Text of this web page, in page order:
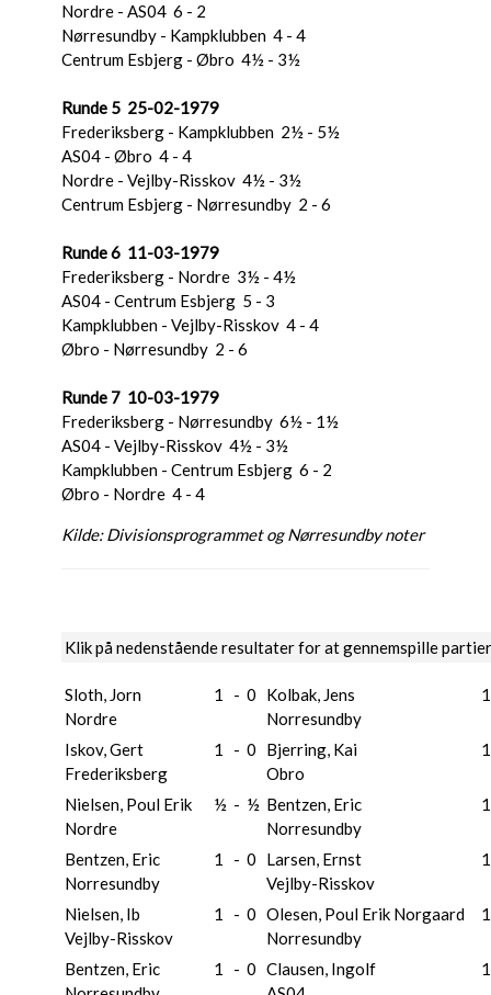
Nordre - AS04 6 - 2
Nørresundby - Kampklubben 4 - 4
Centrum Esbjerg - Øbro 4½ - 3½
Runde 5 25-02-1979
Frederiksberg - Kampklubben 2½ - 5½
AS04 - Øbro 4 - 4
Nordre - Vejlby-Risskov 4½ - 3½
Centrum Esbjerg - Nørresundby 2 - 6
Runde 6 11-03-1979
Frederiksberg - Nordre 3½ - 4½
AS04 - Centrum Esbjerg 5 - 3
Kampklubben - Vejlby-Risskov 4 - 4
Øbro - Nørresundby 2 - 6
Runde 7 10-03-1979
Frederiksberg - Nørresundby 6½ - 1½
AS04 - Vejlby-Risskov 4½ - 3½
Kampklubben - Centrum Esbjerg 6 - 2
Øbro - Nordre 4 - 4
Kilde: Divisionsprogrammet og Nørresundby noter
Klik på nedenstående resultater for at gennemspille partier
Sloth, Jorn
Nordre
1 - 0
Kolbak, Jens
Norresundby
Iskov, Gert
Frederiksberg
1 - 0
Bjerring, Kai
Obro
Nielsen, Poul Erik
Nordre
½ - ½ Bentzen, Eric
Norresundby
Bentzen, Eric
Norresundby
1 - 0
Larsen, Ernst
Vejlby-Risskov
Nielsen, Ib
Vejlby-Risskov
1 - 0 Olesen, Poul Erik Norgaard
Norresundby
Bentzen, Eric
1 - 0 Clausen, Ingolf